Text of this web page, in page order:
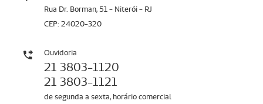
Rua Dr. Borman, 51 - Niterói - RJ
CEP: 24020-320
Ouvidoria
21 3803-1120
21 3803-1121
de segunda a sexta, horário comercial